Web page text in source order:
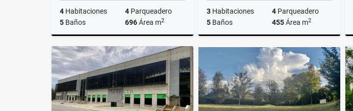
4 Habitaciones 4 Parqueadero
5 Baños 696Área m2
Venta
$2.850.000.000
3 Habitaciones 4 Parqueadero
5 Baños 455Área m2
Venta
$2.890.000.000